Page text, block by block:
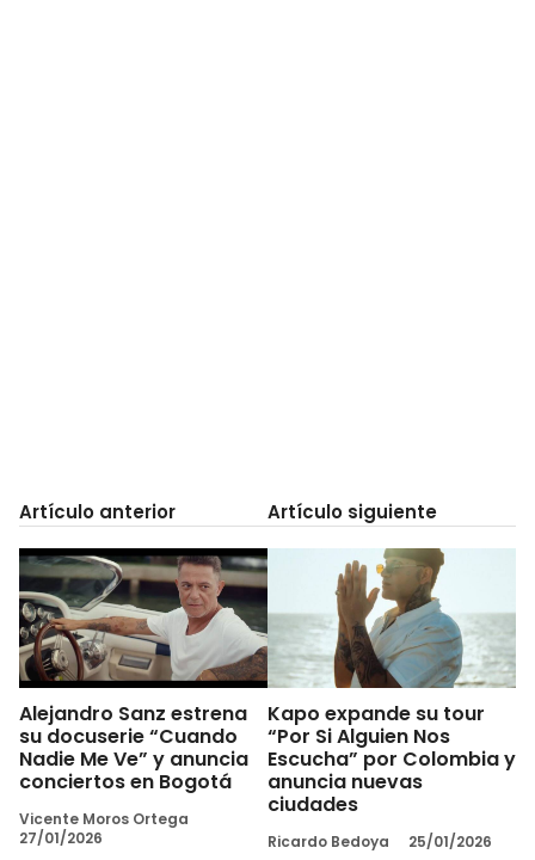
Artículo anterior
Alejandro Sanz estrena
su docuserie “Cuando
Nadie Me Ve” y anuncia
conciertos en Bogotá
Vicente Moros Ortega
27/01/2026
Artículo siguiente
Kapo expande su tour
“Por Si Alguien Nos
Escucha” por Colombia y
anuncia nuevas
ciudades
Ricardo Bedoya 25/01/2026